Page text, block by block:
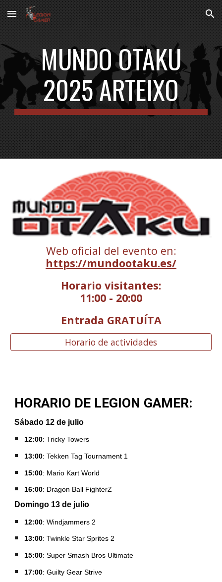
Skip to main content Skip to navigation
MUNDO OTAKU
2025ARTEIXO
Web oficial del evento en:
https://mundootaku.es/
Horario visitantes:
11:00 - 20:00
Entrada GRATUÍTA
Horario de actividades
HORARIO DE LEGION GAMER:
Sábado 12 de julio
12:00: Tricky Towers
13:00: Tekken Tag Tournament 1
15:00: Mario Kart World
16:00: Dragon Ball FighterZ
Domingo 13 de julio
12:00:Windjammers 2
13:00: Twinkle Star Sprites 2
15:00: Super Smash Bros Ultimate
17:00:Guilty Gear Strive